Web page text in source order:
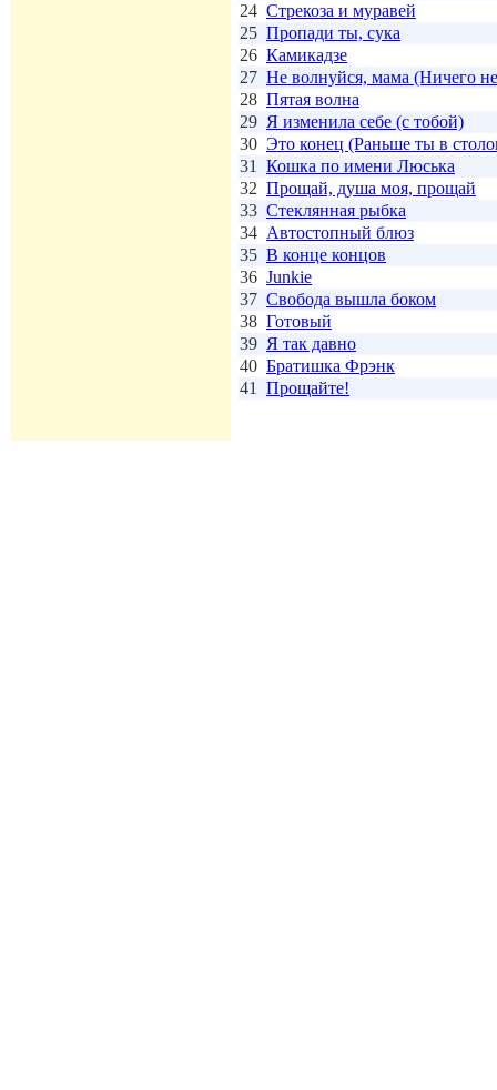
24 Стрекоза и муравей
25 Пропади ты, сука
26 Камикадзе
27 Не волнуйся, мама (Ничего
28 Пятая волна
29 Я изменила себе (с тобой)
30 Это конец (Раньше ты в
31 Кошка по имени Люська
32 Прощай, душа моя, прощай
33 Стеклянная рыбка
34 Автостопный блюз
35 В конце концов
36 Junkie
37 Свобода вышла боком
38 Готовый
39 Я так давно
40 Братишка Фрэнк
41 Прощайте!